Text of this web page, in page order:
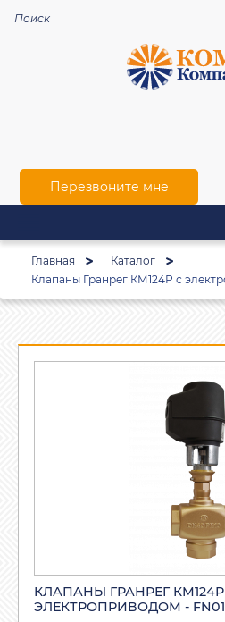
Перезвоните мне
Главная
Каталог
Клапаны Гранрег КМ124Р с
КЛАПАНЫ ГРАНРЕГ
ЭЛЕКТРОПРИВОДОМ -